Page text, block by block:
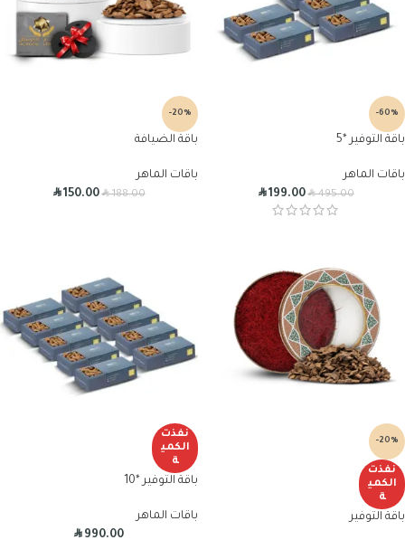
-60%
باقة التوفير *5
باقات الماهر
R495.00
R199.00
-20%
باقة الضيافة
باقات الماهر
R188.00
R150.00
-20%
نفذت
الكمي
ة
باقة التوفير
نفذت
الكمي
ة
باقة التوفير *10
باقات الماهر
R990.00